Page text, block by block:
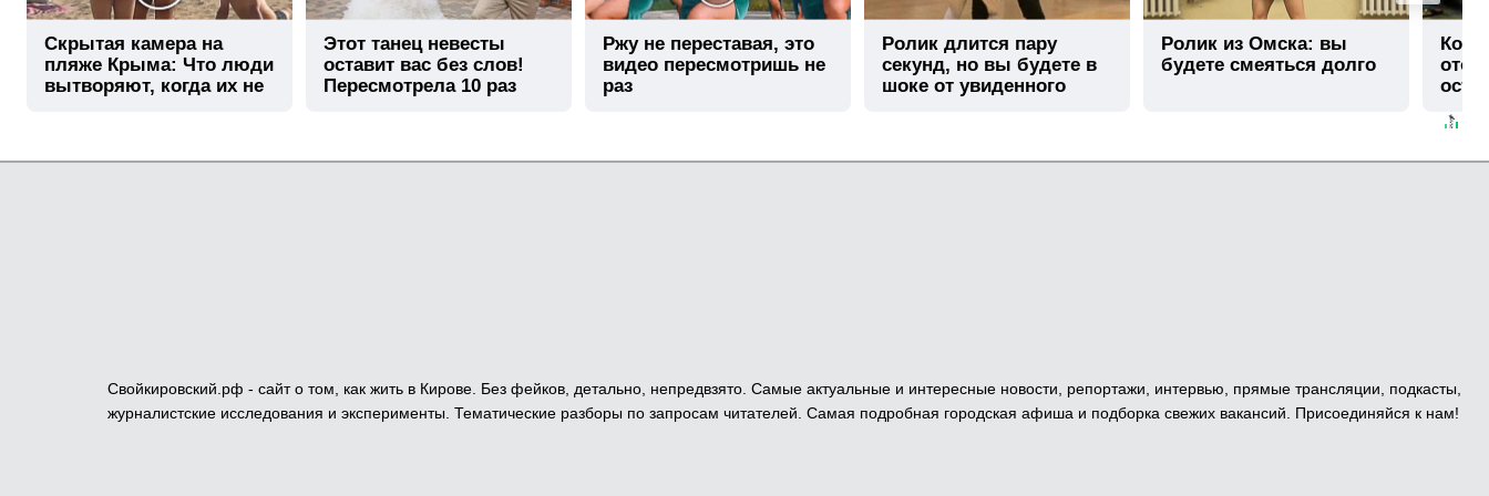
Скрытая камера на
пляже Крыма: Что люди
вытворяют, когда их не
Этот танец невесты
оставит вас без слов!
Пересмотрела 10 раз
Ржу не переставая, это
видео пересмотришь не
раз
Ролик длится пару
секунд, но вы будете в
шоке от увиденного
Ролик из Омска: вы
будете смеяться долго
Свойкировский.рф - сайт о том, как жить в Кирове. Без фейков, детально, непредвзято. Самые актуальные и интересные новости, репортажи, интервью, прямые трансляции, подкасты,
журналистские исследования и эксперименты. Тематические разборы по запросам читателей. Самая подробная городская афиша и подборка свежих вакансий. Присоединяйся к нам!